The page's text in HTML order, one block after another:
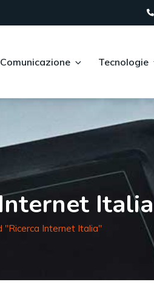
Comunicazione Tecnologie
Italia
"ricerca Internet Italia"